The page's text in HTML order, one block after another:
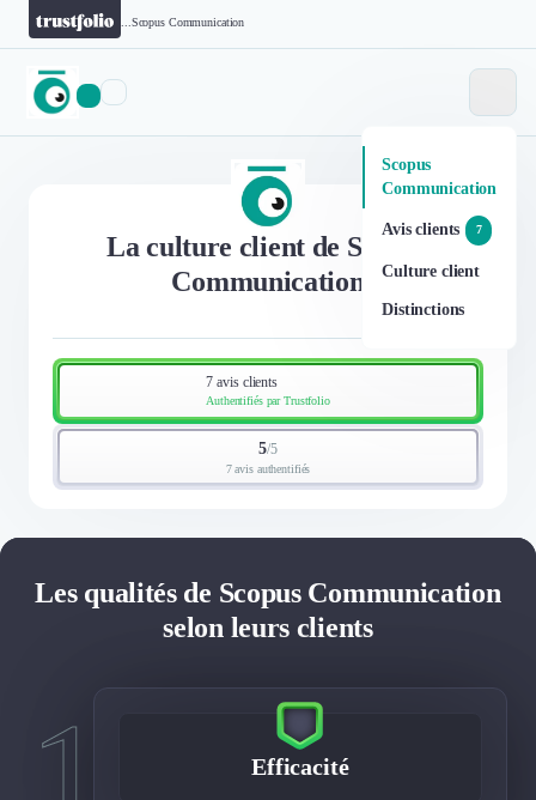
Scopus Communication
Scopus
Communication
Avis clients 7
Culture client
Distinctions
La culture client de Scopus
Communication
7 avis clients
Authentifiés par Trustfolio
5/5
7 avis authentifiés
Les qualités de Scopus Communication
selon leurs clients
Efficacité